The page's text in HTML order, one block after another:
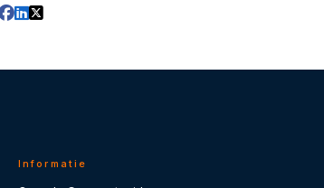
Informatie